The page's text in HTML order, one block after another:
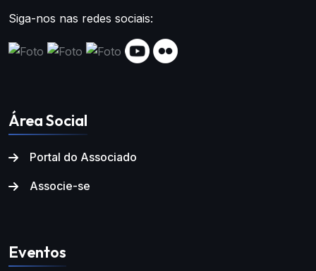
Siga-nos nas redes sociais:
Área Social
Portal do Associado
Associe-se
Eventos